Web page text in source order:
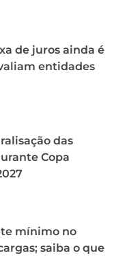
de juros ainda é
entidades
das
Copa
mínimo no
saiba o que